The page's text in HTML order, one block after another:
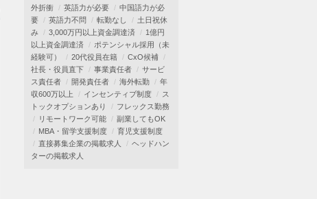
外折衝
英語力が必要
中国語力が必
要
英語力不問 転勤なし
土日祝休
み
3,000万円以上資金調達済
1億円
以上資金調達済
ポテンシャル採用（未
経験可）
20代役員在籍
CxO候補
社長・役員直下
事業責任者
サービ
ス責任者
開発責任者 海外転勤
年
収600万以上
インセンティブ制度
ス
トックオプションあり
フレックス勤務
リモートワーク可能
副業してもOK
MBA・留学支援制度
育児支援制度
直接募集企業の掲載求人
ヘッドハン
ターの掲載求人